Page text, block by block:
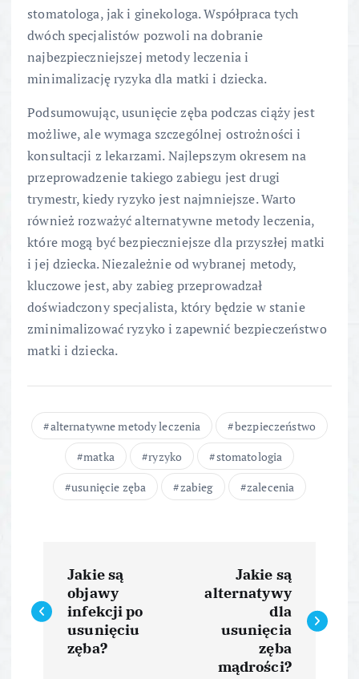
stomatologa, jak i ginekologa. Współpraca tych
dwóch specjalistów pozwoli na dobranie
najbezpieczniejszej metody leczenia i
minimalizację ryzyka dla matki i dziecka.
Podsumowując, usunięcie zęba podczas ciąży jest
możliwe, ale wymaga szczególnej ostrożności i
konsultacji z lekarzami. Najlepszym okresem na
przeprowadzenie takiego zabiegu jest drugi
trymestr, kiedy ryzyko jest najmniejsze. Warto
również rozważyć alternatywne metody leczenia,
które mogą być bezpieczniejsze dla przyszłej matki
i jej dziecka. Niezależnie od wybranej metody,
kluczowe jest, aby zabieg przeprowadzał
doświadczony specjalista, który będzie w stanie
zminimalizować ryzyko i zapewnić bezpieczeństwo
matki i dziecka.
alternatywne metody leczenia
bezpieczeństwo
matka
ryzyko
stomatologia
usunięcie zęba
zabieg zalecenia
a
Jakie są
objawy
infekcji po
usunięciu
zęba?
Jakie są
alternatywy
dla
usunięcia
zęba
mądrości?